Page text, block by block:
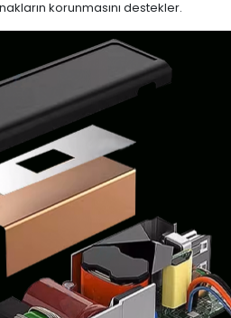
korunmasını destekler.